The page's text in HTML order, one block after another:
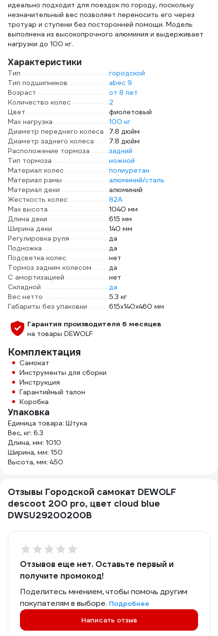
идеально подходит для поездок по городу, поскольку
незначительный вес позволяет переносить его через
тротуар и ступени без посторонней помощи. Модель
выполнена из высокопрочного алюминия и выдерживает
нагрузки до 100 кг.
Характеристики
Тип
городской
Тип подшипников
abec 9
Возраст
от 8 лет
Количество колес
2
Цвет
фиолетовый
Max нагрузка
100 кг
Диаметр переднего колеса
7.8 дюйм
Диаметр заднего колеса
7.8 дюйм
Расположение тормоза
задний
Тип тормоза
ножной
Материал колес
полиуретан
Материал рамы
алюминий/сталь
Материал деки
алюминий
Жесткость колес
82А
Max высота
1040 мм
Длина деки
615 мм
Ширина деки
140 мм
Регулировка руля
да
Подножка
да
Подсветка колес
нет
Тормоз задним колесом
да
С амортизацией
нет
Складной
да
Вес нетто
5.3 кг
Габариты без упаковки
615х140х460 мм
Гарантия производителя 6 месяцев
на товары DEWOLF
Комплектация
Самокат
Инструменты для сборки
Инструкция
Гарантийный талон
Коробка
Упаковка
Единица товара: Штука
Вес, кг: 6.3
Длина, мм: 1010
Ширина, мм: 150
Высота, мм: 450
Отзывы Городской самокат DEWOLF
descoot 200 pro, цвет cloud blue
DWSU29200200B
Отзывов еще нет. Оставьте первый и
получите промокод!
Поделитесь мнением, чтобы помочь другим
покупателям в выборе. Подробнее
Написать отзыв